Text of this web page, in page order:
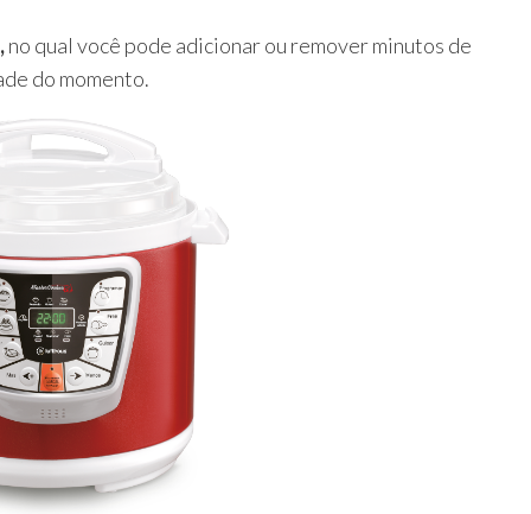
no qual você pode adicionar ou remover minutos de
do momento.